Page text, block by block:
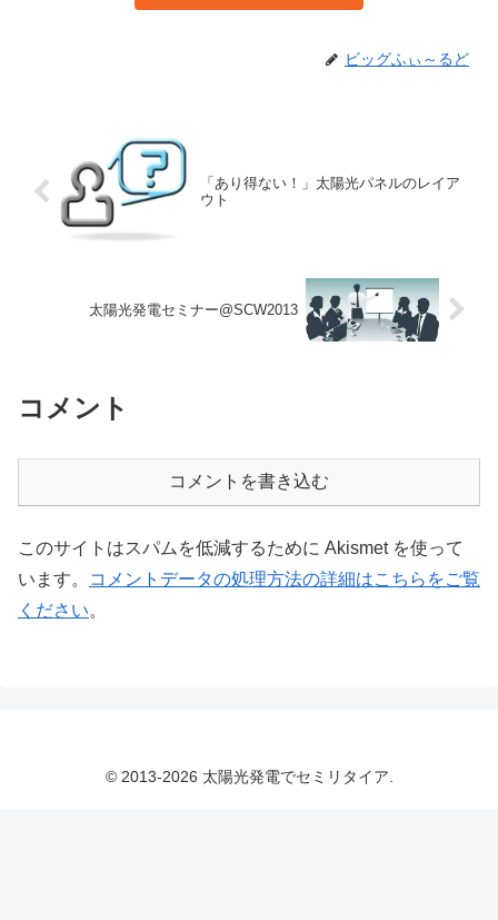
ビッグふぃ～るど
「あり得ない！」太陽光パネルのレイア
ウト
太陽光発電セミナー@SCW2013
コメント
コメントを書き込む
このサイトはスパムを低減するために Akismet を使って
います。
コメントデータの処理方法の詳細はこちらをご覧
ください。
© 2013-2026 太陽光発電でセミリタイア.